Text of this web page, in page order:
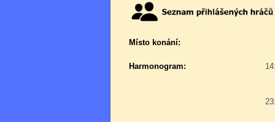
Místo konání:
Harmonogram: